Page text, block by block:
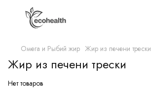
Омега и Рыбий жир Жир из печени трески
Жир из печени трески
Нет товаров